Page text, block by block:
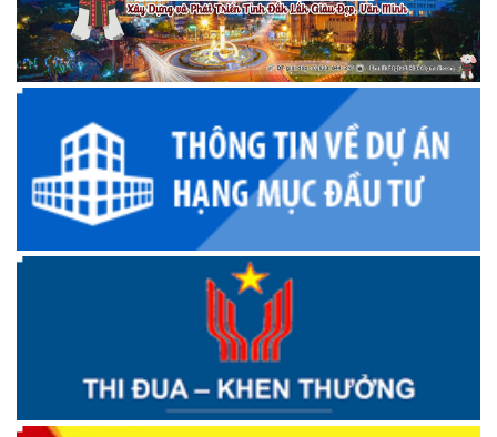
Huyền thoại vùng đất "Bên dòng sông mẹ Krông Ana"
Kết quả sau một năm thực hiện nhiệm vụ phát triển kinh tế
xã hội, đảm bảo quốc phòng an ninh
Hướng dẫn đăng ký chữ ký số trên VNeID
PHÓNG SỰ THCS LÊ VĂN TÁM
UBKT Huyện ủy Krông Ana 75 năm ngày thành lập ngành
Kiểm tra Đảng
PHÓNG SỰ XÃ EA NA SAU 11 NĂM XÂY DỰNG NÔNG THÔN
Kết quả sau 3 năm thực hiện Kế hoạch số 103 của UBND
PHÓNG SỰ 20 NĂM CÔNG TÁC KẾT NGHĨA
PHÓNG SỰ ĐẠI HỘI DÂN TỘC THIỂU SỐ SỬA LẦN 4
PHÓNG SỰ 43 NĂM THÀNH LẬP HUYỆN
Quy hoạch vùng huyện Krông Ana, tỉnh Đắk Lắk đến năm
2030, tầm nhìn đến năm 2050